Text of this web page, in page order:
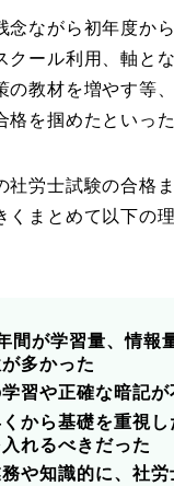
念ながら初年度か
クール利用、軸と
の教材を増やす等
格を掴めたといっ
社労士試験の合格
くまとめて以下の
間が学習量、情報
多かった
習や正確な暗記が
くから基礎を重視
れるべきだった
や知識的に、社